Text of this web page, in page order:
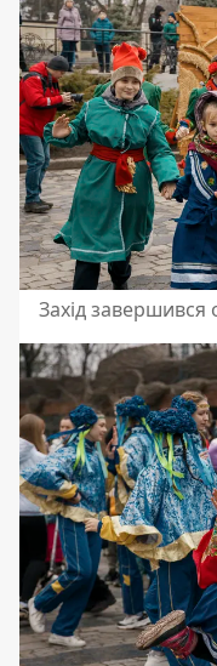
Захід завершився